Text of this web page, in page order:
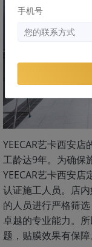
YEECAR艺卡西安
工龄达9年。为确保
YEECAR艺卡西安
认证施工人员。店
的人员进行严格筛
卓越的专业能力。
题，贴膜效果有保障
手机号